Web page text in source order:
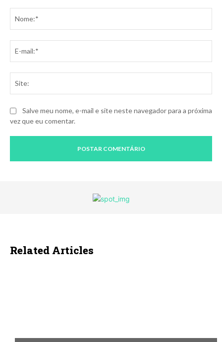
Salve meu nome, e-mail e site neste navegador para a próxima
vez que eu comentar.
Related Articles